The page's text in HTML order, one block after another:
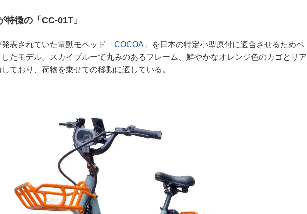
特徴の「CC-01T」
表されていた電動モペッド「 COCOA 」を日本の特定小型原付に適合させるためペ
たモデル。スカイブルーで丸みのあるフレーム、鮮やかなオレンジ色のカゴとリア
ており、荷物を乗せての移動に適している。